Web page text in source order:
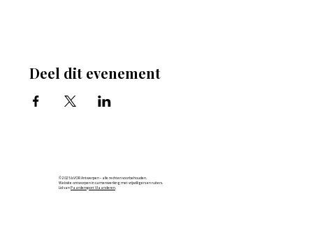
Deel dit evenement
© 2025 k.VOR Antwerpen – alle rechten voorbehouden.
Website ontworpen in samenwerking met vrijwilligers en ruiters.
Lid vanPaardensport Vlaanderen